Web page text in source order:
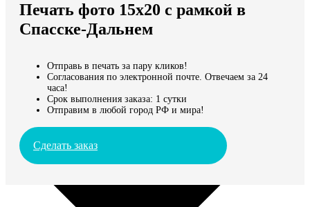
Мы доставляем по всему миру
Продолжить без города
Печать фото 15х20 с рамкой в
Спасске-Дальнем
Отправь в печать за пару кликов!
Согласования по электронной почте. Отвечаем за 24
часа!
Срок выполнения заказа: 1 сутки
Отправим в любой город РФ и мира!
Сделать заказ